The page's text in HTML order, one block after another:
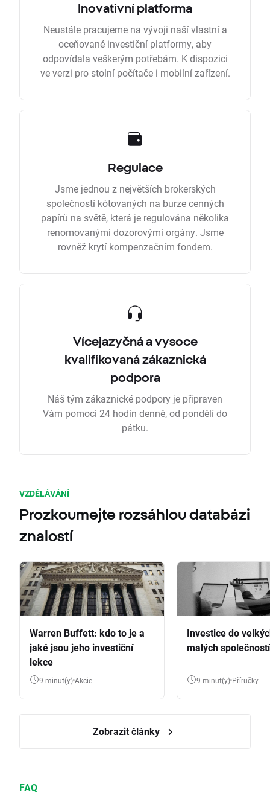
Inovativní platforma
Neustále pracujeme na vývoji naší vlastní a
oceňované investiční platformy, aby
odpovídala veškerým potřebám. K dispozici
ve verzi pro stolní počítače i mobilní zařízení.
Regulace
Jsme jednou z největších brokerských
společností kótovaných na burze cenných
papírů na světě, která je regulována několika
renomovanými dozorovými orgány. Jsme
rovněž krytí kompenzačním fondem.
Vícejazyčná a vysoce
kvalifikovaná zákaznická
podpora
Náš tým zákaznické podpory je připraven
Vám pomoci 24 hodin denně, od pondělí do
pátku.
VZDĚLÁVÁNÍ
Prozkoumejte rozsáhlou databázi
znalostí
Warren Buffett: kdo to je a
jaké jsou jeho investiční
lekce
9 minut(y) Akcie
Investice do
malých společností
9 minut(y) Příručky
Zobrazit články
FAQ